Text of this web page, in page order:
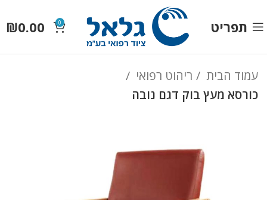
תפריט 0
₪0.00
עמוד הבית
ריהוט רפואי
כורסא מעץ בוק דגם נובה